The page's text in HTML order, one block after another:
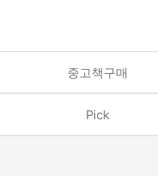
중고책구매
Pick